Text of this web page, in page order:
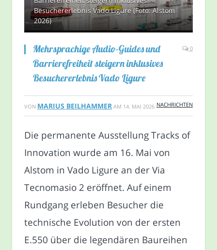
Besuchererlebnis Vado Ligure (Foto: Alstom
2026)
Mehrsprachige Audio-Guides und
Barrierefreiheit steigern inklusives
Besuchererlebnis Vado Ligure
0
VON MARIUS BEILHAMMER AM 14. MAI 2026 NACHRICHTEN
Die permanente Ausstellung Tracks of
Innovation wurde am 16. Mai von
Alstom in Vado Ligure an der Via
Tecnomasio 2 eröffnet. Auf einem
Rundgang erleben Besucher die
technische Evolution von der ersten
E.550 über die legendären Baureihen